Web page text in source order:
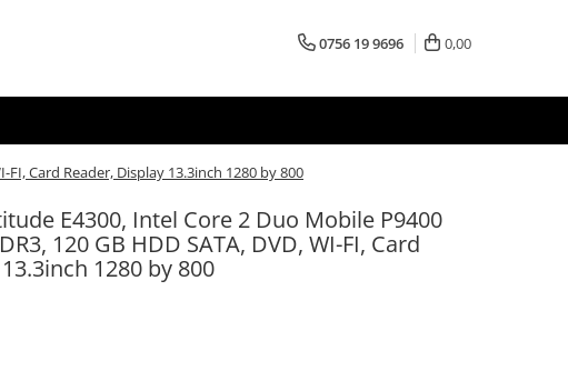
0756 19 9696 0,00
FI, Card Reader, Display 13.3inch 1280 by 800
E4300, Intel Core 2 Duo Mobile P9400
120 GB HDD SATA, DVD, WI-FI, Card
1280 by 800